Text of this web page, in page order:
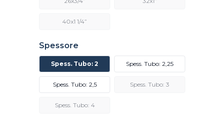
40x1 1/4”
Spessore
Spess. Tubo: 2 Spess. Tubo: 2,25
Spess. Tubo: 2,5 Spess. Tubo: 3
Spess. Tubo: 4